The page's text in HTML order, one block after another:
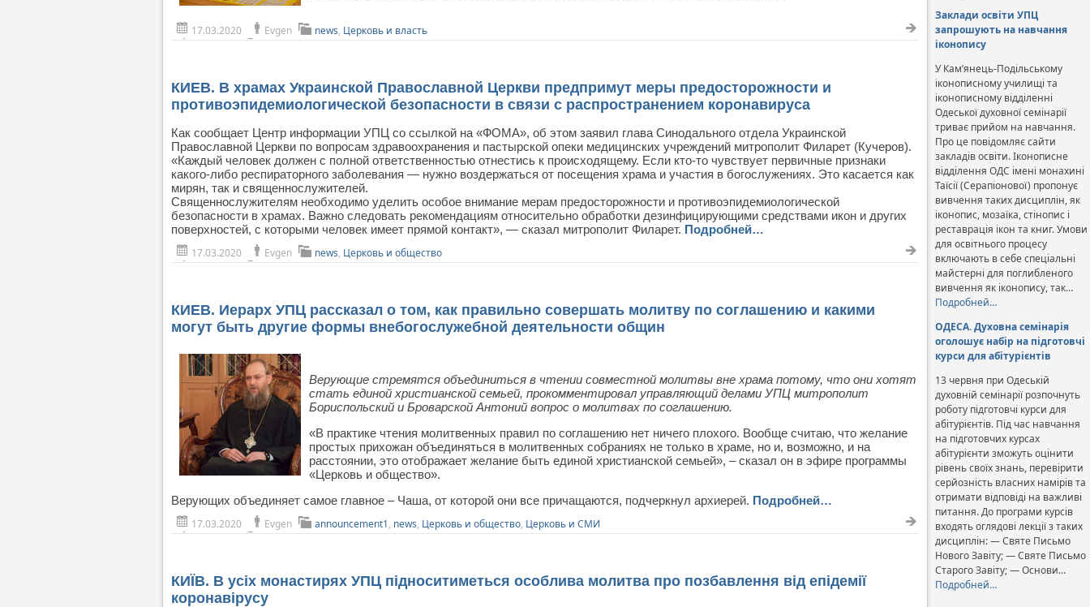
17.03.2020 Evgen news, Церковь и власть
КИЕВ. В храмах Украинской Православной Церкви предпримут меры предосторожности и
противоэпидемиологической безопасности в связи с распространением коронавируса
Как сообщает Центр информации УПЦ со ссылкой на «ФОМА», об этом заявил глава Синодального отдела Украинской
Православной Церкви по вопросам здравоохранения и пастырской опеки медицинских учреждений митрополит Филарет (Кучеров).
«Каждый человек должен с полной ответственностью отнестись к происходящему. Если кто-то чувствует первичные признаки
какого-либо респираторного заболевания — нужно воздержаться от посещения храма и участия в богослужениях. Это касается как
мирян, так и священнослужителей.
Священнослужителям необходимо уделить особое внимание мерам предосторожности и противоэпидемиологической
безопасности в храмах. Важно следовать рекомендациям относительно обработки дезинфицирующими средствами икон и других
поверхностей, с которыми человек имеет прямой контакт», — сказал митрополит Филарет. Подробней…
17.03.2020
Evgen news, Церковь и общество
КИЕВ. Иерарх УПЦ рассказал о том, как правильно совершать молитву по соглашению и какими
могут быть другие формы внебогослужебной деятельности общин
Верующие стремятся объединиться в чтении совместной молитвы вне храма потому, что они хотят
стать единой христианской семьей, прокомментировал управляющий делами УПЦ митрополит
Бориспольский и Броварской Антоний вопрос о молитвах по соглашению.
«В практике чтения молитвенных правил по соглашению нет ничего плохого. Вообще считаю, что желание
простых прихожан объединяться в молитвенных собраниях не только в храме, но и, возможно, и на
расстоянии, это отображает желание быть единой христианской семьей», – сказал он в эфире программы
«Церковь и общество».
Верующих объединяет самое главное – Чаша, от которой они все причащаются, подчеркнул архиерей. Подробней…
17.03.2020
Evgen announcement1, news, Церковь и общество, Церковь и СМИ
КИЇВ. В усіх монастирях УПЦ підноситиметься особлива молитва про позбавлення від епідемії
коронавірусу
Заклади освіти УПЦ
запрошують на навчання
іконопису
У Кам’янець-Подільському
іконописному училищі та
іконописному відділенні
Одеської духовної семінарії
триває прийом на навчання.
Про це повідомляє сайти
закладів освіти. Іконописне
відділення ОДС імені монахині
Таїсії (Серапіонової) пропонує
вивчення таких дисциплін, як
іконопис, мозаїка, стінопис і
реставрація ікон та книг. Умови
для освітнього процесу
включають в себе спеціальні
майстерні для поглибленого
вивчення як іконопису, так…
Подробней…
ОДЕСА. Духовна семінарія
оголошує набір на підготовчі
курси для абітурієнтів
13 червня при Одеській
духовній семінарії розпочнуть
роботу підготовчі курси для
абітурієнтів. Під час навчання
на підготовчих курсах
абітурієнти зможуть оцінити
рівень своїх знань, перевірити
серйозність власних намірів та
отримати відповіді на важливі
питання. До програми курсів
входять оглядові лекції з таких
дисциплін: — Святе Письмо
Нового Завіту; — Святе Письмо
Старого Завіту; — Основи…
Подробней…